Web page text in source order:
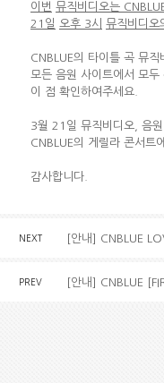
이번 뮤직비디오는
21 일 오후 3시 뮤직비디오
CNBLUE의 타이틀 곡 뮤직
모든 음원 사이트에서 모두
이 점 확인하여주세요.
3월 21일 뮤직비디오, 음
CNBLUE의 게릴라 콘서트
감사합니다.
NEXT [안내] CNBLUE
PREV [안내] CNBLUE